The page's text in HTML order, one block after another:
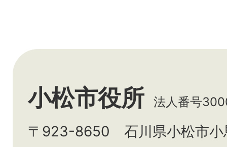
小松市役所 法人番号
〒923-8650 石川県小松市小